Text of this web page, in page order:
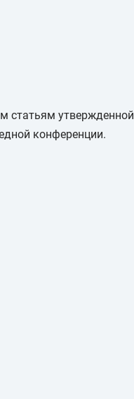
статьям утвержденной
конференции.